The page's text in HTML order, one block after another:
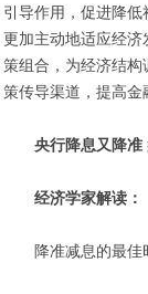
引导作用，促进降
更加主动地适应经
策组合，为经济结
策传导渠道，提高
央行降息又降准
经济学家解读：
降准减息的最佳